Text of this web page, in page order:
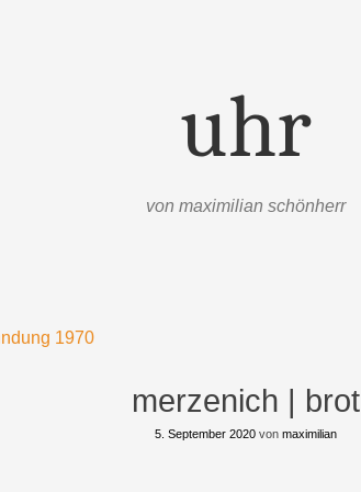
uhr
von maximilian schönherr
1970
merzenich | brot
5. September 2020 von maximilian